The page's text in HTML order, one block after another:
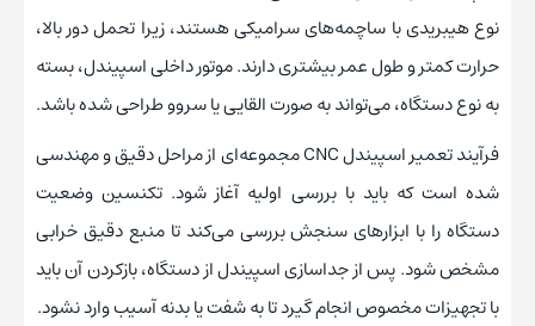
نوع هیبریدی با ساچمه‌های سرامیکی هستند، زیرا تحمل دور بالا،
حرارت کمتر و طول عمر بیشتری دارند. موتور داخلی اسپیندل، بسته
به نوع دستگاه، می‌تواند به صورت القایی یا سروو طراحی شده باشد.
فرآیند تعمیر اسپیندل CNC مجموعه‌ای از مراحل دقیق و مهندسی‌
شده است که باید با بررسی اولیه آغاز شود. تکنسین وضعیت
دستگاه‌ را با ابزارهای سنجش بررسی می‌کند تا منبع دقیق خرابی
مشخص شود. پس از جداسازی اسپیندل از دستگاه، بازکردن آن باید
با تجهیزات مخصوص انجام گیرد تا به شفت یا بدنه آسیب وارد نشود.